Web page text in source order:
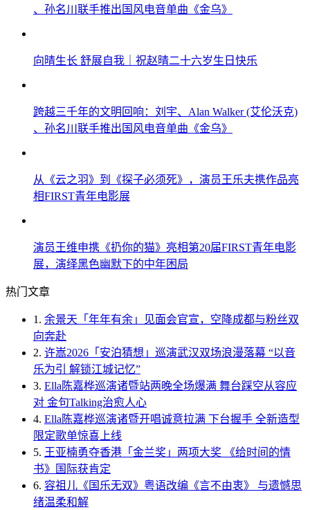
、孙名川联手推出国风电音单曲《金乌》
向晴生长 舒展自我｜祝赵晴二十六岁生日快乐
跨越三千年的文明回响：刘宇、Alan Walker (艾伦沃克)
、孙名川联手推出国风电音单曲《金乌》
从《云之羽》到《探子必须死》，演员王乐夫携作品亮
相FIRST青年电影展
演员王维申携《扔你的猫》亮相第20届FIRST青年电影
展，演绎黑色幽默下的中年困局
热门文章
1. 余景天「年年有余」见面会官宣，空降成都与粉丝双
向奔赴
2. 许嵩2026「安泊猜想」巡演武汉双场浪漫落幕 “以音
乐为引 解锁江城记忆”
3. Ella陈嘉桦巡演诸暨站两晚全场爆满 舞台踩空从容应
对 金句Talking治愈人心
4. Ella陈嘉桦巡演诸暨开唱诚意拉满 下台握手 全新造型
限定歌单惊喜上线
5. 王亚楠勇夺香港「金兰奖」两项大奖 《给时间的情
书》国际获肯定
6. 容祖儿《国乐无双》粤语改编《言不由衷》 与遗憾思
绪温柔和解